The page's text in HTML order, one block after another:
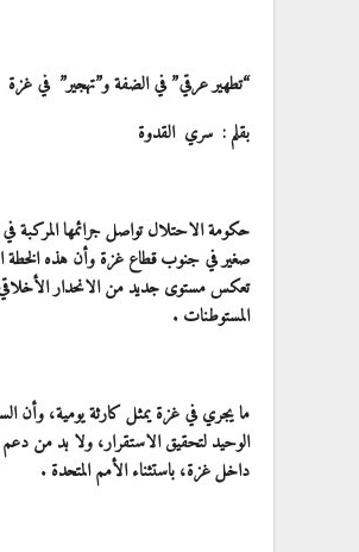
“تطهير عرقي” في الضفة و”تهجير” في غزة
بقلم : سري القدوة
حكومة الاحتلال تواصل جرائمها المركبة
صغير في جنوب قطاع غزة وأن هذه الخطة
تعكس مستوى جديد من الانحدار الأخلاقي
المستوطنات .
ما يجري في غزة يمثل كارثة يومية، وأن
الوحيد لتحقيق الاستقرار، ولا بد من
داخل غزة، باستثناء الأمم المتحدة .